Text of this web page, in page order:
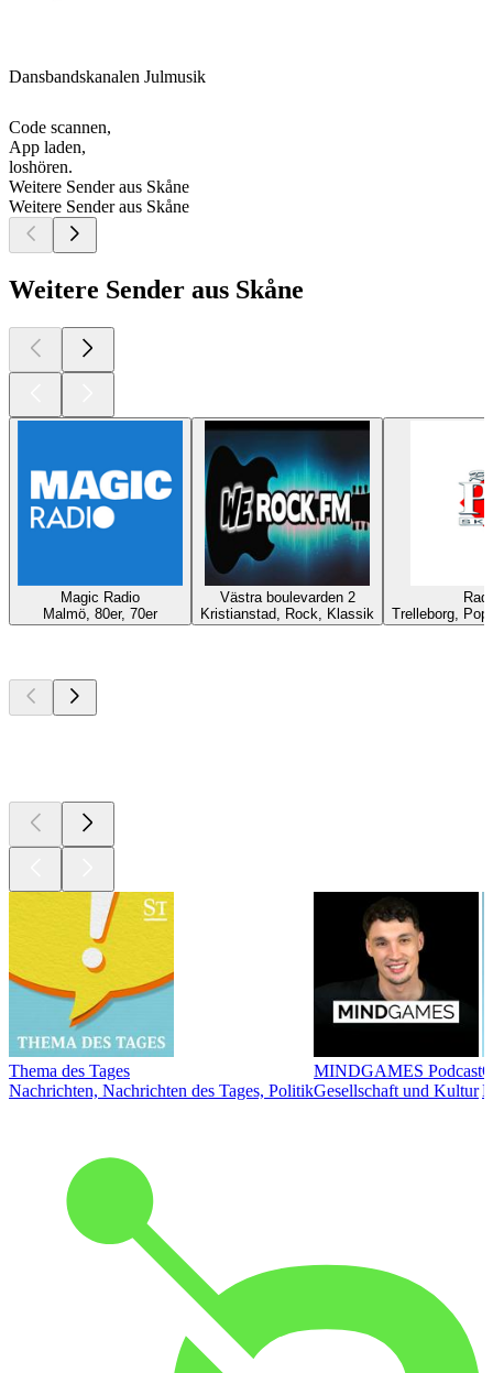
Dansbandskanalen Julmusik
Code scannen,
App laden,
loshören.
Weitere Sender aus Skåne
Weitere Sender aus Skåne
Weitere Sender aus Skåne
Magic Radio
Malmö, 80er, 70er
Västra boulevarden 2
Kristianstad, Rock, Klassik
Trelleborg,
Thema des Tages
Nachrichten, Nachrichten des Tages, Politik
MINDGAMES Podcast
Gesellschaft und Kultur